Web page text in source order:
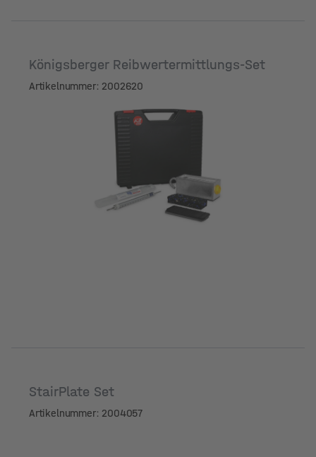
Königsberger Reibwertermittlungs-Set
Artikelnummer: 2002620
StairPlate Set
Artikelnummer: 2004057